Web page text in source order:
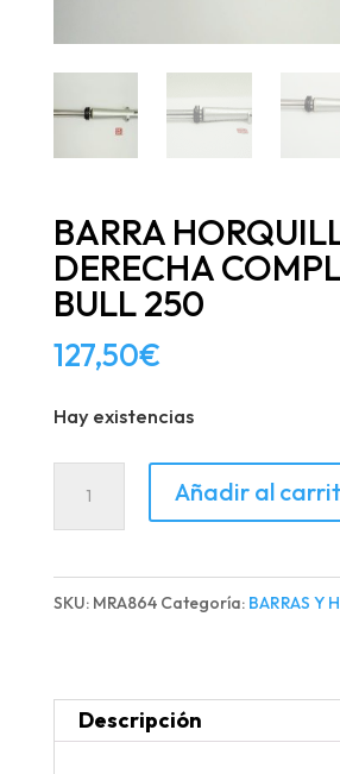
BARRA
DERECHA
BULL 250
127,50€
Hay existencias
HORQUILLA
COMPLETA
250
cantidad
Añadir al
SKU: MRA864 Categoría: BARRAS Y
Descripción